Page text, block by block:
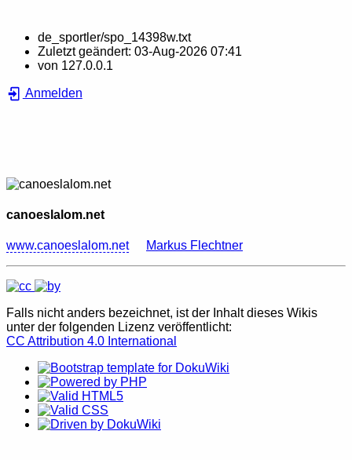
de_sportler/spo_14398w.txt
Zuletzt geändert: 03-Aug-2026 07:41
von 127.0.0.1
Anmelden
canoeslalom.net
www.canoeslalom.net Markus Flechtner
Falls nicht anders bezeichnet, ist der Inhalt dieses Wikis
unter der folgenden Lizenz veröffentlicht:
CC Attribution 4.0 International